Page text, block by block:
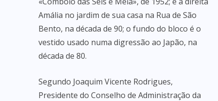
Amália no jardim de sua casa na Rua de São
Bento, na década de 90; o fundo do bloco é o
vestido usado numa digressão ao Japão, na
década de 80.
Segundo Joaquim Vicente Rodrigues,
Presidente do Conselho de Administração da